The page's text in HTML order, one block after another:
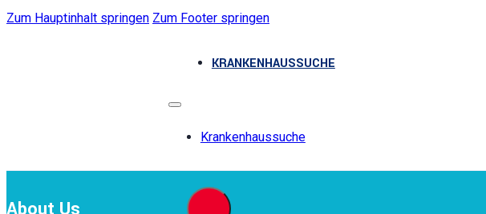
Zum Hauptinhalt springen Zum Footer springen
KRANKENHAUSSUCHE
Krankenhaussuche